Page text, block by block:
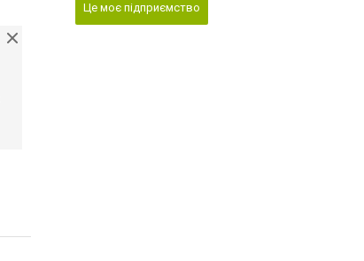
Це моє підприємство